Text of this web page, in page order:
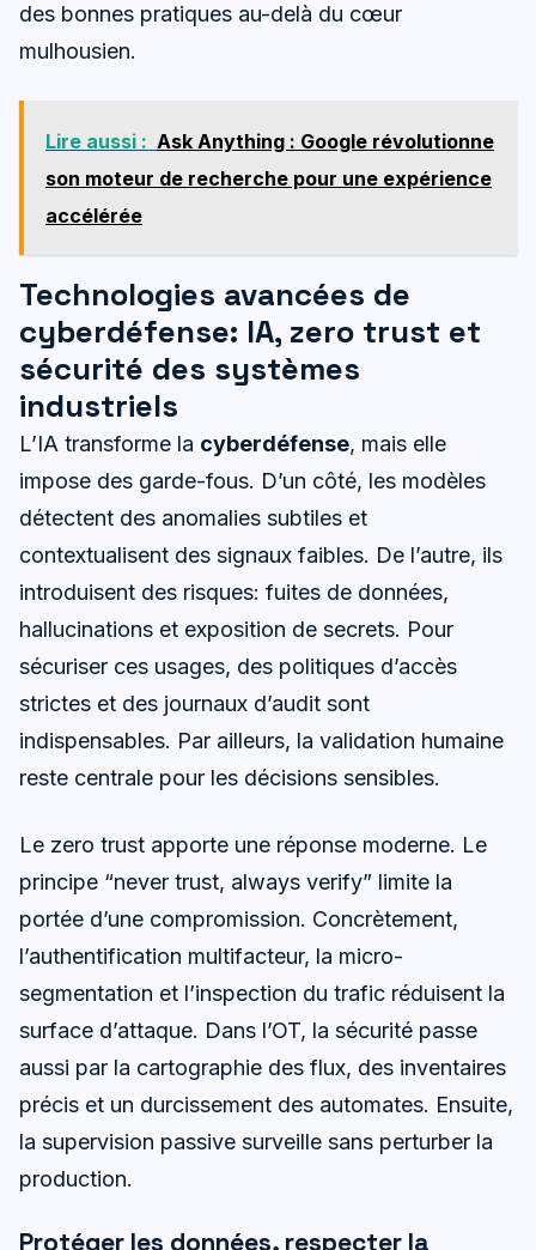
des bonnes pratiques au-delà du cœur
mulhousien.
Lire aussi : Ask Anything : Google révolutionne
son moteur de recherche pour une expérience
accélérée
Technologies avancées de
cyberdéfense: IA, zero trust et
sécurité des systèmes
industriels
L’IA transforme la cyberdéfense, mais elle
impose des garde-fous. D’un côté, les modèles
détectent des anomalies subtiles et
contextualisent des signaux faibles. De l’autre, ils
introduisent des risques: fuites de données,
hallucinations et exposition de secrets. Pour
sécuriser ces usages, des politiques d’accès
strictes et des journaux d’audit sont
indispensables. Par ailleurs, la validation humaine
reste centrale pour les décisions sensibles.
Le zero trust apporte une réponse moderne. Le
principe “never trust, always verify” limite la
portée d’une compromission. Concrètement,
l’authentification multifacteur, la micro-
segmentation et l’inspection du trafic réduisent la
surface d’attaque. Dans l’OT, la sécurité passe
aussi par la cartographie des flux, des inventaires
précis et un durcissement des automates. Ensuite,
la supervision passive surveille sans perturber la
production.
Protéger les données, respecter la